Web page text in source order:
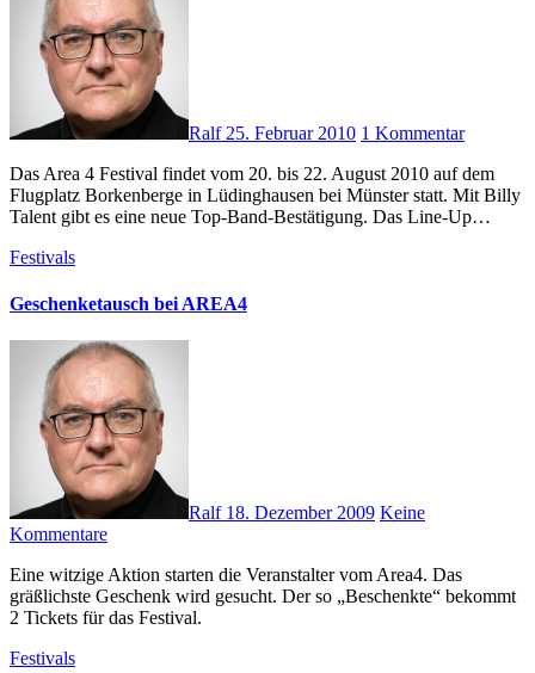
Ralf 25. Februar 2010 1 Kommentar
Das Area 4 Festival findet vom 20. bis 22. August 2010 auf dem
Flugplatz Borkenberge in Lüdinghausen bei Münster statt. Mit Billy
Talent gibt es eine neue Top-Band-Bestätigung. Das Line-Up…
Festivals
Geschenketausch bei AREA4
Ralf 18. Dezember 2009 Keine
Kommentare
Eine witzige Aktion starten die Veranstalter vom Area4. Das
gräßlichste Geschenk wird gesucht. Der so „Beschenkte“ bekommt
2 Tickets für das Festival.
Festivals